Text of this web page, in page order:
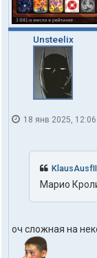
Unsteelix
18 янв 2025, 12:06
KlausAusfII
Марио
оч сложная на